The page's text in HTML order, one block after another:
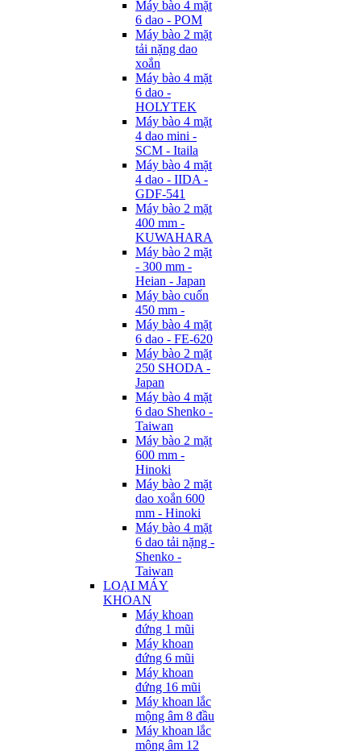
Máy bào 4 mặt
6 dao - POM
Máy bào 2 mặt
tải nặng dao
xoắn
Máy bào 4 mặt
6 dao -
HOLYTEK
Máy bào 4 mặt
4 dao mini -
SCM - Itaila
Máy bào 4 mặt
4 dao - IIDA -
GDF-541
Máy bào 2 mặt
400 mm -
KUWAHARA
Máy bào 2 mặt
- 300 mm -
Heian - Japan
Máy bào cuốn
450 mm -
Máy bào 4 mặt
6 dao - FE-620
Máy bào 2 mặt
250 SHODA -
Japan
Máy bào 4 mặt
6 dao Shenko -
Taiwan
Máy bào 2 mặt
600 mm -
Hinoki
Máy bào 2 mặt
dao xoắn 600
mm - Hinoki
Máy bào 4 mặt
6 dao tải nặng -
Shenko -
Taiwan
LOẠI MÁY
KHOAN
Máy khoan
đứng 1 mũi
Máy khoan
đứng 6 mũi
Máy khoan
đứng 16 mũi
Máy khoan lắc
mộng âm 8 đầu
Máy khoan lắc
mộng âm 12